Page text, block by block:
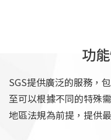
功
SGS提供廣泛的服務，
至可以根據不同的特殊
地區法規為前提，提供